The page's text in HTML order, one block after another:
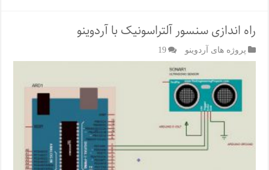
راه اندازی سنسور آلتراسونیک با آردوینو
پروژه های آردوینو 19